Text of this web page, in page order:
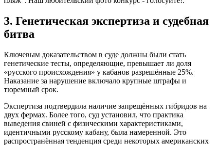
3. Генетическая экспертиза и судебная
битва
Ключевым доказательством в суде должны были стать
генетические тесты, определяющие, превышает ли доля
«русского происхождения» у кабанов разрешённые 25%.
Наказание за нарушение включало крупные штрафы и
тюремный срок.
Экспертиза подтвердила наличие запрещённых гибридов на
двух фермах. Более того, суд установил, что практика
выведения свиней с физическими характеристиками,
идентичными русскому кабану, была намеренной. Это
распространённая тенденция среди некоторых американских